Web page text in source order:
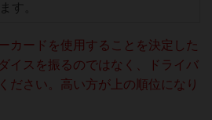
す。
カードを使用することを決定した
イスを振るのではなく、ドライバ
ださい。高い方が上の順位になり